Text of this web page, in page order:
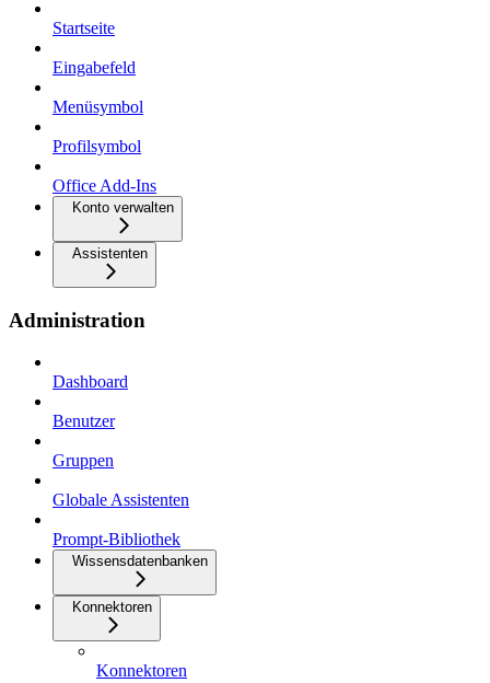
Startseite
Eingabefeld
Menüsymbol
Profilsymbol
Office Add-Ins
Konto verwalten
Assistenten
Administration
Dashboard
Benutzer
Gruppen
Globale Assistenten
Prompt-Bibliothek
Wissensdatenbanken
Konnektoren
Konnektoren